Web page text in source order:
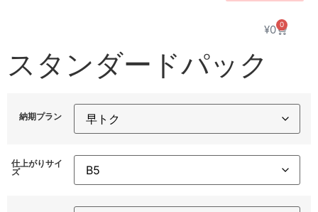
¥0 0
スタンダードパック
納期プラン
仕上がりサイ
ズ